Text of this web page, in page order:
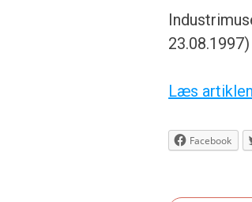
23.08.1997)
Læs artiklen
Facebook